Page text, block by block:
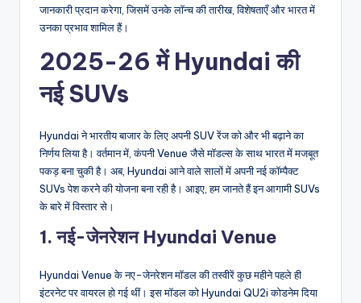
जानकारी प्रदान करेगा, जिसमें उनके लॉन्च की तारीख, विशेषताएँ और भारत में
उनका प्रभाव शामिल हैं।
2025-26 में Hyundai की
नई SUVs
Hyundai ने भारतीय बाजार के लिए अपनी SUV रेंज को और भी बढ़ाने का
निर्णय लिया है। वर्तमान में, कंपनी Venue जैसे मॉडल्स के साथ भारत में मजबूत
पकड़ बना चुकी है। अब, Hyundai आने वाले सालों में अपनी नई कॉम्पैक्ट
SUVs पेश करने की योजना बना रही है। आइए, हम जानते हैं इन आगामी SUVs
के बारे में विस्तार से।
1. नई-जेनरेशन Hyundai Venue
Hyundai Venue के नए-जेनरेशन मॉडल की तस्वीरें कुछ महीने पहले ही
इंटरनेट पर वायरल हो गई थीं। इस मॉडल को Hyundai QU2i कोडनेम दिया